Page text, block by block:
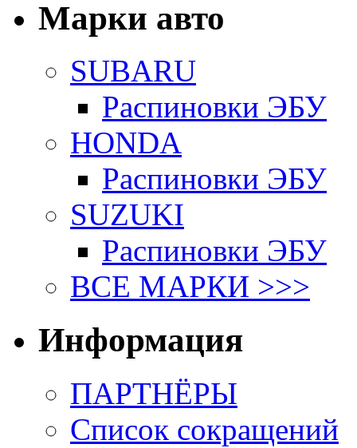
Марки авто
SUBARU
Распиновки ЭБУ
HONDA
Распиновки ЭБУ
SUZUKI
Распиновки ЭБУ
ВСЕ МАРКИ >>>
Информация
ПАРТНЁРЫ
Список сокращений